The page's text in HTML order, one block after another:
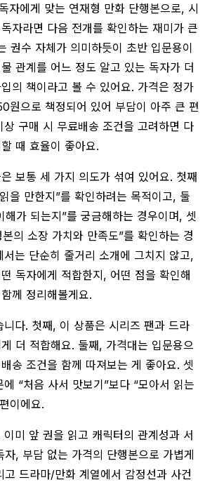
자에게 맞는 연재형 만화 단행본으로, 시
자라면 다음 전개를 확인하는 재미가 큰
권수 자체가 의미하듯이 초반 입문용이
관계를 어느 정도 알고 있는 독자가 더
의 책이라고 볼 수 있어요. 가격은 정가
으로 책정되어 있어 부담이 아주 큰 편
구매 시 무료배송 조건을 고려하면 다
때 효율이 좋아요.
보통 세 가지 의도가 섞여 있어요. 첫째
을 만한지”를 확인하려는 목적이고, 둘
해가 되는지”를 궁금해하는 경우이며, 셋
의 소장 가치와 만족도”를 확인하는 경
는 단순히 줄거리 소개에 그치지 않고,
독자에게 적합한지, 어떤 점을 확인해
께 정리해볼게요.
다. 첫째, 이 상품은 시리즈 팬과 드라
더 적합해요. 둘째, 가격대는 입문용으
송 조건을 함께 따져보는 게 좋아요. 셋
“처음 사서 맛보기”보다 “모아서 읽는
이에요.
미 앞 권을 읽고 캐릭터의 관계성과 서
, 부담 없는 가격의 단행본으로 가볍게
드라마/만화 계열에서 감정선과 사건